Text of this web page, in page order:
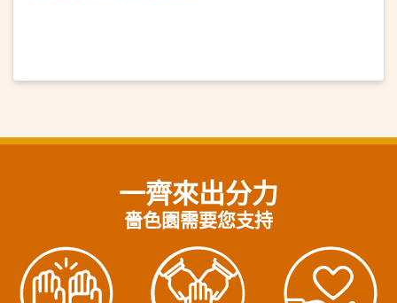
一齊來出分力
嗇色園需要您支持